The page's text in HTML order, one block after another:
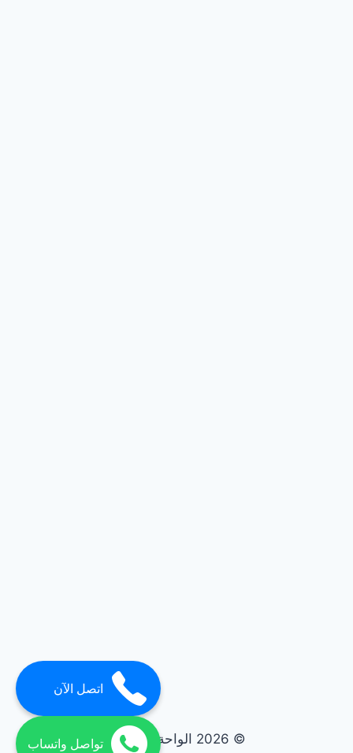
© 2026 الواحة elwaha
اتصل الآن
تواصل واتساب